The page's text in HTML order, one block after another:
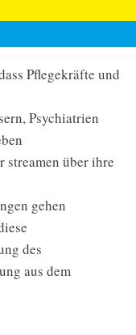
Pflegekräfte und
Psychiatrien
streamen über ihre
gehen
des
aus dem